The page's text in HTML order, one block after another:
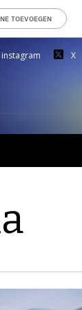
TOEVOEGEN
instagram X